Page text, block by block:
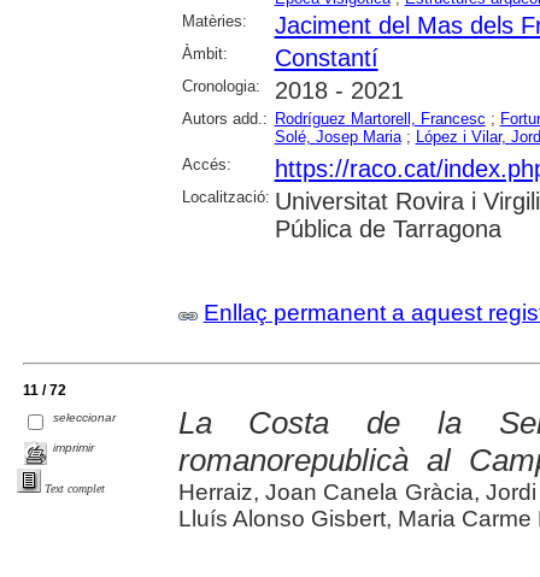
Matèries:
Jaciment del Mas dels
Àmbit: Constantí
Cronologia: 2018 - 2021
Autors add.: Rodríguez Martorell, Francesc ;
Solé, Josep Maria; López i Vilar,
Accés:
https://raco.cat/
Localització: Universitat Rovira i
Pública de Tarragona
Enllaç permanent a aquest
11 / 72
seleccionar
imprimir
Text complet
La Costa de la
romanorepublicà al
Herraiz, Joan Canela Gràcia,
Lluís Alonso Gisbert, Maria Carme